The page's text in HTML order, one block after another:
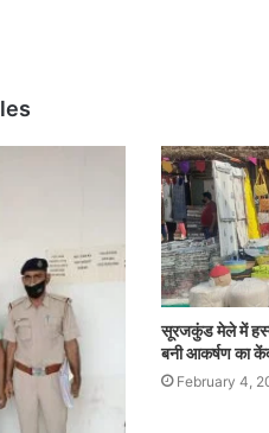
सूरजकुंड मेले में
बनी आकर्षण का
February 4,